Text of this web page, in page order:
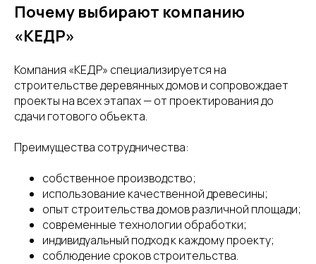
Почему выбирают компанию
«КЕДР»
Компания «КЕДР» специализируется на
строительстве деревянных домов и сопровождает
проекты на всех этапах — от проектирования до
сдачи готового объекта.
Преимущества сотрудничества:
собственное производство;
использование качественной древесины;
опыт строительства домов различной площади;
современные технологии обработки;
индивидуальный подход к каждому проекту;
соблюдение сроков строительства.